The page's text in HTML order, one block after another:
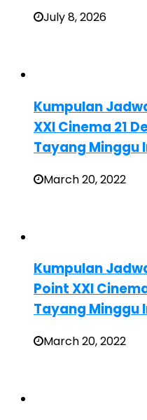
July 8, 2026
Kumpulan
XXI Cinema 21
Tayang Minggu
March 20, 2022
Kumpulan
Point XXI
Tayang Minggu
March 20, 2022